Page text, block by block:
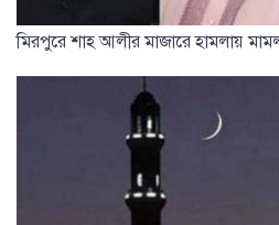
মিরপুরে শাহ আলীর মাজারে হামলায়